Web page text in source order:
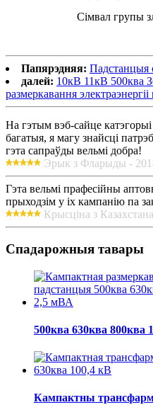
Сімвал групы
Папярэдняя: Падстанцыя
далей: 10кВ 11кВ 500ква
размеркавання
На гэтым вэб-сайце
багатыя, я магу знайсці
гэта сапраўды вельмі добра!
Эрык з Фларыды -
Гэта вельмі прафесійны
прыходзім у іх кампанію па
Крысціна з
Спадарожныя тавары
500ква 630ква 800ква
Кампактны